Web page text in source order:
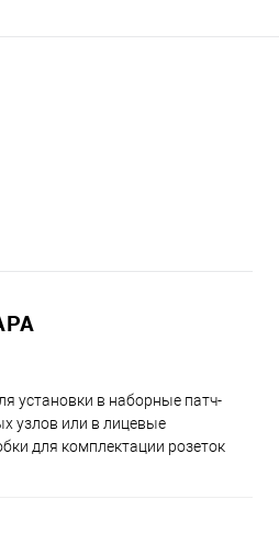
установки в наборные патч-
узлов или в лицевые
для комплектации розеток